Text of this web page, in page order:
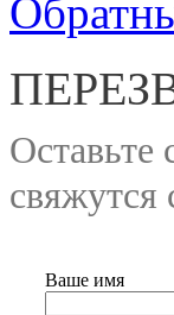
Оставьте
свяжутся
Ваше имя